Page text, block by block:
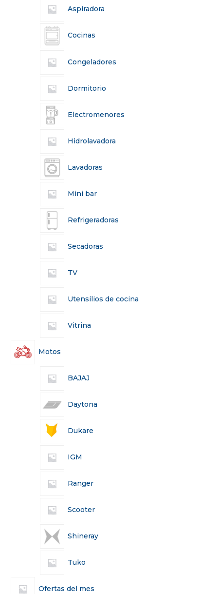
Aspiradora
Cocinas
Congeladores
Dormitorio
Electromenores
Hidrolavadora
Lavadoras
Mini bar
Refrigeradoras
Secadoras
TV
Utensilios de cocina
Vitrina
Motos
BAJAJ
Daytona
Dukare
IGM
Ranger
Scooter
Shineray
Tuko
Ofertas del mes